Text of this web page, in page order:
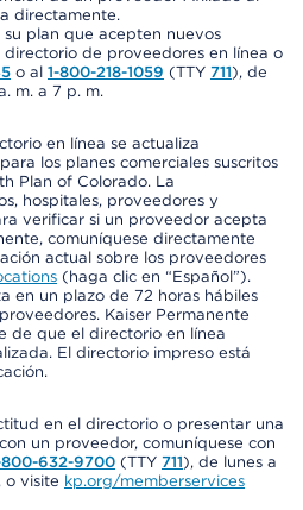
directamente.
plan que acepten nuevos
directorio de proveedores en línea o
o al 1-800-218-1059 (TTY 711), de
m. a 7 p. m.
en línea se actualiza
los planes comerciales suscritos
Plan of Colorado. La
hospitales, proveedores y
verificar si un proveedor acepta
comuníquese directamente
actual sobre los proveedores
(haga clic en “Español”).
en un plazo de 72 horas hábiles
Kaiser Permanente
de que el directorio en línea
El directorio impreso está
en el directorio o presentar una
un proveedor, comuníquese con
800-632-9700 (TTY 711), de lunes a
o visite kp.org/memberservices